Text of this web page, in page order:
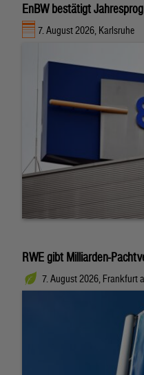
EnBW bestätigt
7. August 2026, Karlsruhe
RWE gibt Milliarden-
7. August 2026, Frankfurt